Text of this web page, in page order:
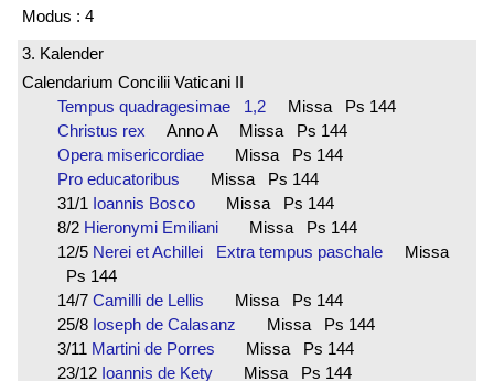
Modus : 4
3. Kalender
Calendarium Concilii Vaticani II
Tempus quadragesimae 1,2 Missa Ps 144
Christus rex
Anno A Missa Ps 144
Opera misericordiae
Missa Ps 144
Pro educatoribus
Missa Ps 144
31/1 Ioannis Bosco
Missa Ps 144
8/2 Hieronymi Emiliani
Missa Ps 144
12/5 Nerei et Achillei Extra tempus paschale Missa
Ps 144
14/7 Camilli de Lellis
Missa Ps 144
25/8 Ioseph de Calasanz
Missa Ps 144
3/11 Martini de Porres
Missa Ps 144
23/12 Ioannis de Kety
Missa Ps 144